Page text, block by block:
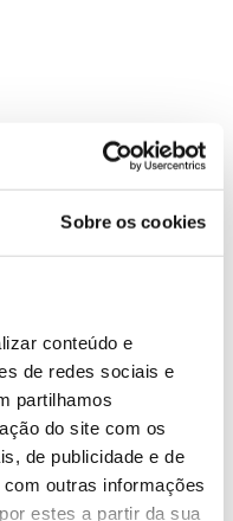
Sobre os cookies
conteúdo e
de redes sociais e
partilhamos
do site com os
de publicidade e de
outras informações
estes a partir da sua
escola com instalações de
com fácil acesso aos
e dispõe de 9 salas de
e Smart TVs, bem como
área de estudos
em 8 países
mais de 40.000
para melhorar ou aprender